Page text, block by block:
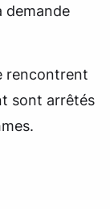
demande
rencontrent
sont arrêtés